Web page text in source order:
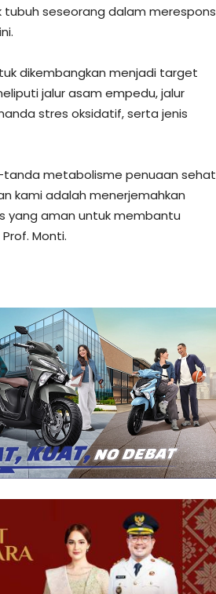
seseorang dalam merespons
dikembangkan menjadi target
jalur asam empedu, jalur
stres oksidatif, serta jenis
tanda metabolisme penuaan sehat
kami adalah menerjemahkan
yang aman untuk membantu
Monti.